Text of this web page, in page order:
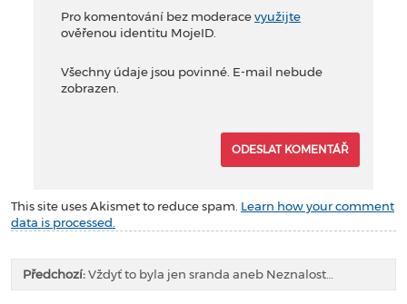
Pro komentování bez moderacevyužijte
ověřenou identitu MojeID.
Všechny údaje jsou povinné. E-mail nebude
zobrazen.
This site uses Akismet to reduce spam. Learn how your comment
data is processed.
Předchozí:Vždyť to byla jen sranda aneb Neznalost…